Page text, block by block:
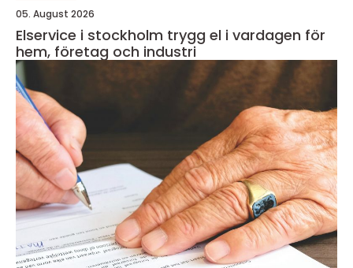
05. August 2026
Elservice i stockholm trygg el i vardagen för
hem, företag och industri